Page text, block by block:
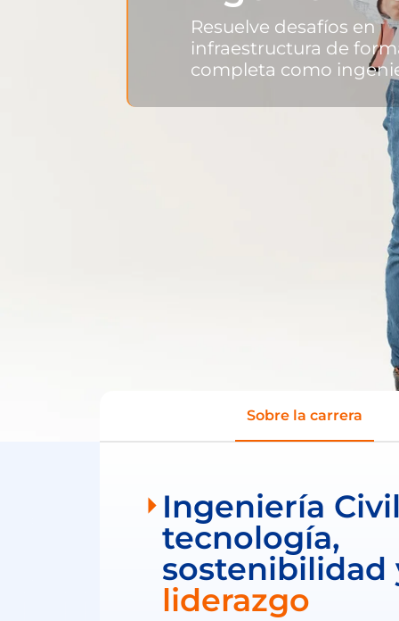
Resuelve desafíos en
infraestructura de
completa como
Sobre la carrera
Ingeniería
tecnología,
sostenibilidad
liderazgo